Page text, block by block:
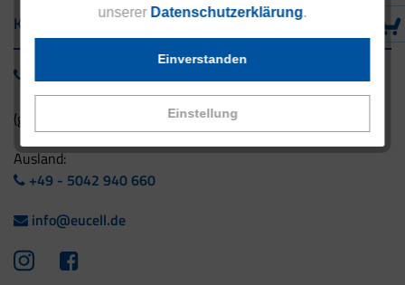
unserer Datenschutzerklärung.
Einstellung
Einverstanden
Kontakt
(gebührenfrei aus Deutschland)
Ausland:
+49 - 5042 940 660
info@eucell.de